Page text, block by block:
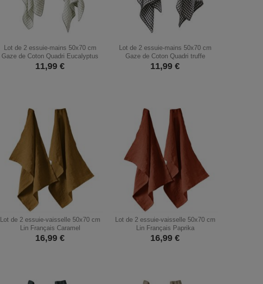
Lot de 2 essuie-mains 50x70 cm
Gaze de Coton Quadri Eucalyptus
11,99 €
Lot de 2 essuie-mains 50x70 cm
Gaze de Coton Quadri truffe
11,99 €
Lot de 2 essuie-vaisselle 50x70 cm
Lin Français Caramel
16,99 €
Lot de 2 essuie-vaisselle 50x70 cm
Lin Français Paprika
16,99 €